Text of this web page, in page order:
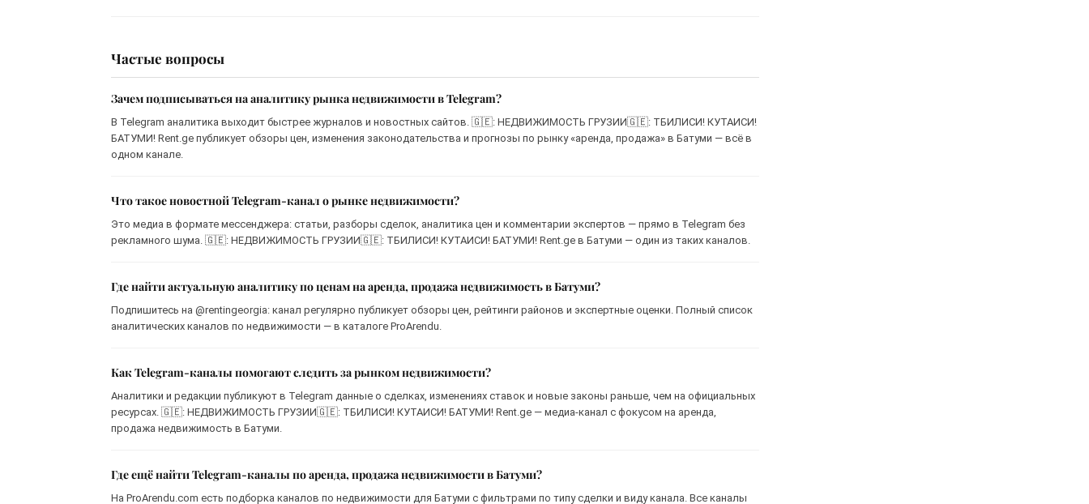
Частые вопросы
Зачем подписываться на аналитику рынка недвижимости в Telegram?
В Telegram аналитика выходит быстрее журналов и новостных сайтов. 🇬🇪: НЕДВИЖИМОСТЬ ГРУЗИИ🇬🇪: ТБИЛИСИ! КУТАИСИ!
БАТУМИ! Rent.ge публикует обзоры цен, изменения законодательства и прогнозы по рынку «аренда, продажа» в Батуми — всё в
одном канале.
Что такое новостной Telegram-канал о рынке недвижимости?
Это медиа в формате мессенджера: статьи, разборы сделок, аналитика цен и комментарии экспертов — прямо в Telegram без
рекламного шума. 🇬🇪: НЕДВИЖИМОСТЬ ГРУЗИИ🇬🇪: ТБИЛИСИ! КУТАИСИ! БАТУМИ! Rent.ge в Батуми — один из таких каналов.
Где найти актуальную аналитику по ценам на аренда, продажа недвижимость в Батуми?
Подпишитесь на @rentingeorgia: канал регулярно публикует обзоры цен, рейтинги районов и экспертные оценки. Полный список
аналитических каналов по недвижимости — в каталоге ProArendu.
Как Telegram-каналы помогают следить за рынком недвижимости?
Аналитики и редакции публикуют в Telegram данные о сделках, изменениях ставок и новые законы раньше, чем на официальных
ресурсах. 🇬🇪: НЕДВИЖИМОСТЬ ГРУЗИИ🇬🇪: ТБИЛИСИ! КУТАИСИ! БАТУМИ! Rent.ge — медиа-канал с фокусом на аренда,
продажа недвижимость в Батуми.
Где ещё найти Telegram-каналы по аренда, продажа недвижимости в Батуми?
На ProArendu.com есть подборка каналов по недвижимости для Батуми с фильтрами по типу сделки и виду канала. Все каналы